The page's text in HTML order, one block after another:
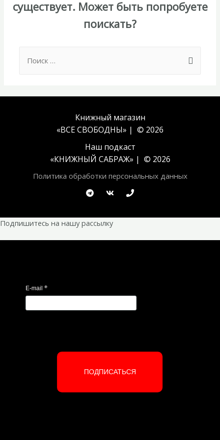
существует. Может быть попробуете
поискать?
for:
Книжный магазин
«ВСЕ СВОБОДНЫ» | © 2026
Наш подкаст
«КНИЖНЫЙ САБРАЖ» | © 2026
Политика обработки персональных данных
Подпишитесь на нашу рассылку
E-mail *
ПОДПИСАТЬСЯ